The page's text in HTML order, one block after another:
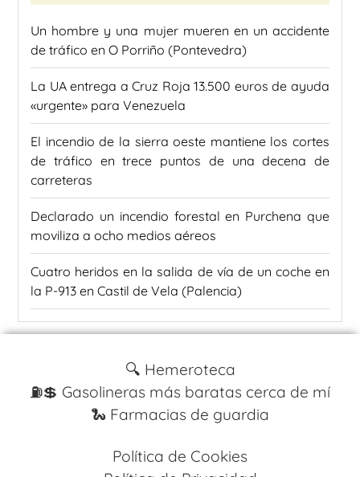
Un hombre y una mujer mueren en un accidente
de tráfico en O Porriño (Pontevedra)
La UA entrega a Cruz Roja 13.500 euros de ayuda
«urgente» para Venezuela
El incendio de la sierra oeste mantiene los cortes
de tráfico en trece puntos de una decena de
carreteras
Declarado un incendio forestal en Purchena que
moviliza a ocho medios aéreos
Cuatro heridos en la salida de vía de un coche en
la P-913 en Castil de Vela (Palencia)
🔍 Hemeroteca
⛽️💲 Gasolineras más baratas cerca de mí
🐍 Farmacias de guardia
Política de Cookies